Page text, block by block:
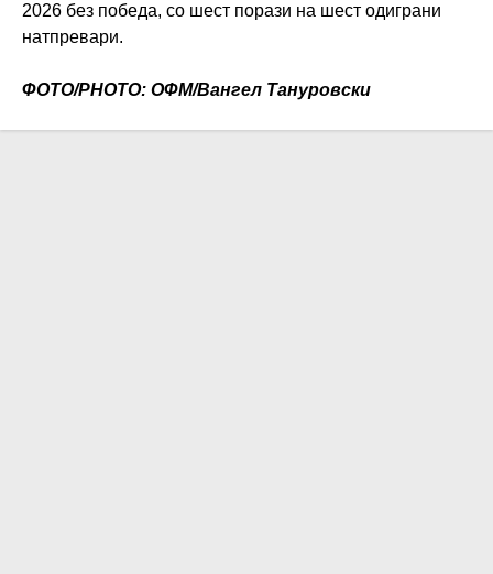
2026 без победа, со шест порази на шест одиграни
натпревари.
ФОТО/PHOTO: ОФМ/Вангел Тануровски